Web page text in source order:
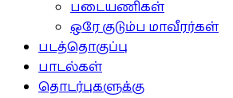
படையணிகள்
ஒரே குடும்ப மாவீரர்கள்
படத்தொகுப்பு
பாடல்கள்
தொடர்புகளுக்கு